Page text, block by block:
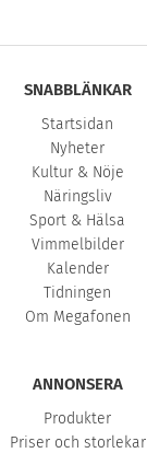
SNABBLÄNKAR
Startsidan
Nyheter
Kultur & Nöje
Näringsliv
Sport & Hälsa
Vimmelbilder
Kalender
Tidningen
Om Megafonen
ANNONSERA
Produkter
Priser och storlekar